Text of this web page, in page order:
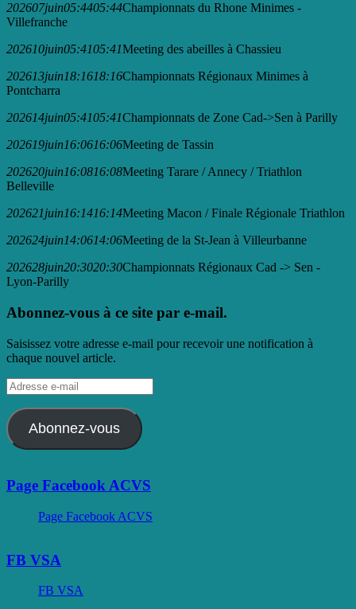
202607juin05:4405:44Championnats du Rhone Minimes -
Villefranche
202610juin05:4105:41Meeting des abeilles à Chassieu
202613juin18:1618:16Championnats Régionaux Minimes à
Pontcharra
202614juin05:4105:41Championnats de Zone Cad->Sen à Parilly
202619juin16:0616:06Meeting de Tassin
202620juin16:0816:08Meeting Tarare / Annecy / Triathlon
Belleville
202621juin16:1416:14Meeting Macon / Finale Régionale Triathlon
202624juin14:0614:06Meeting de la St-Jean à Villeurbanne
202628juin20:3020:30Championnats Régionaux Cad -> Sen -
Lyon-Parilly
Abonnez-vous à ce site par e-mail.
Saisissez votre adresse e-mail pour recevoir une notification à
chaque nouvel article.
Adresse
e-
mail
Abonnez-vous
Page Facebook ACVS
Page Facebook ACVS
FB VSA
FB VSA